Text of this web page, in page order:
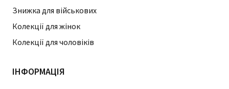
Знижка для військових
Колекції для жінок
Колекції для чоловіків
ІНФОРМАЦІЯ